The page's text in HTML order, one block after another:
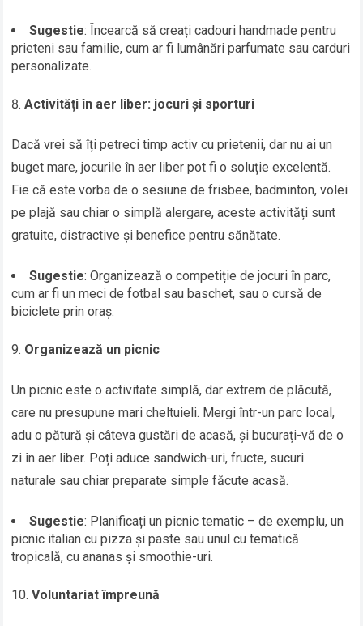
Sugestie: Încearcă să creați cadouri handmade pentru
prieteni sau familie, cum ar fi lumânări parfumate sau carduri
personalizate.
Activități în aer liber: jocuri și sporturi
Dacă vrei să îți petreci timp activ cu prietenii, dar nu ai un
buget mare, jocurile în aer liber pot fi o soluție excelentă.
Fie că este vorba de o sesiune de frisbee, badminton, volei
pe plajă sau chiar o simplă alergare, aceste activități sunt
gratuite, distractive și benefice pentru sănătate.
Sugestie: Organizează o competiție de jocuri în parc,
cum ar fi un meci de fotbal sau baschet, sau o cursă de
biciclete prin oraș.
Organizează un picnic
Un picnic este o activitate simplă, dar extrem de plăcută,
care nu presupune mari cheltuieli. Mergi într-un parc local,
adu o pătură și câteva gustări de acasă, și bucurați-vă de o
zi în aer liber. Poți aduce sandwich-uri, fructe, sucuri
naturale sau chiar preparate simple făcute acasă.
Sugestie: Planificați un picnic tematic – de exemplu, un
picnic italian cu pizza și paste sau unul cu tematică
tropicală, cu ananas și smoothie-uri.
Voluntariat împreună